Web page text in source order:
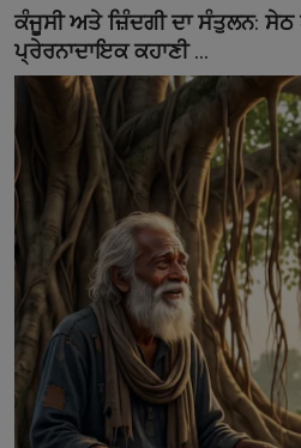
ਕੰਜੂਸੀ ਅਤੇ ਜ਼ਿੰਦਗੀ ਦਾ ਸੰਤੁਲਨ: ਸੇਠ
ਪ੍ਰੇਰਨਾਦਾਇਕ ਕਹਾਣੀ ...